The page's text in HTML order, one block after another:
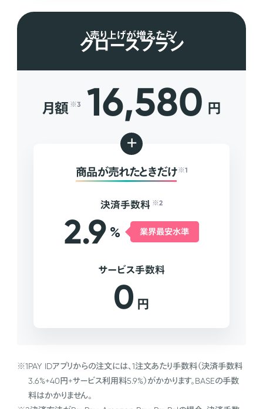
売り上げが増えたら
グロースプラン
月額 ※3 16,580 円
+
商品が売れたときだけ ※1
決済手数料 ※2
2.9 % 業界最安水準
サービス手数料
0 円
※1PAY IDアプリからの注文には、1注文あたり手数料（決済手数料
3.6%+40円+サービス利用料5.9%）がかかります。BASEの手数
料はかかりません。